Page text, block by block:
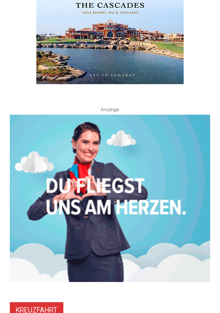
Anzeige
KREUZFAHRT